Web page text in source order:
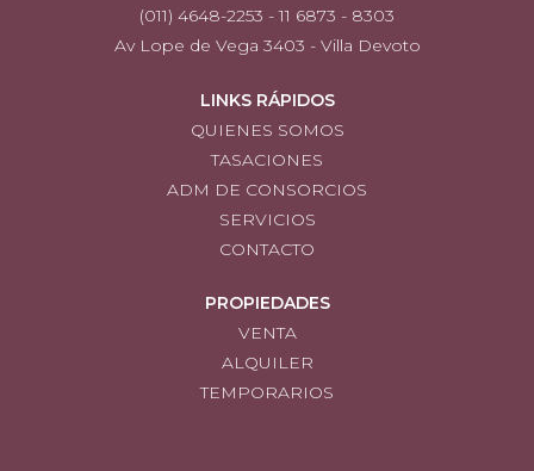
(011) 4648-2253 - 11 6873 - 8303
Av Lope de Vega 3403 - Villa Devoto
LINKS RÁPIDOS
QUIENES SOMOS
TASACIONES
ADM DE CONSORCIOS
SERVICIOS
CONTACTO
PROPIEDADES
VENTA
ALQUILER
TEMPORARIOS